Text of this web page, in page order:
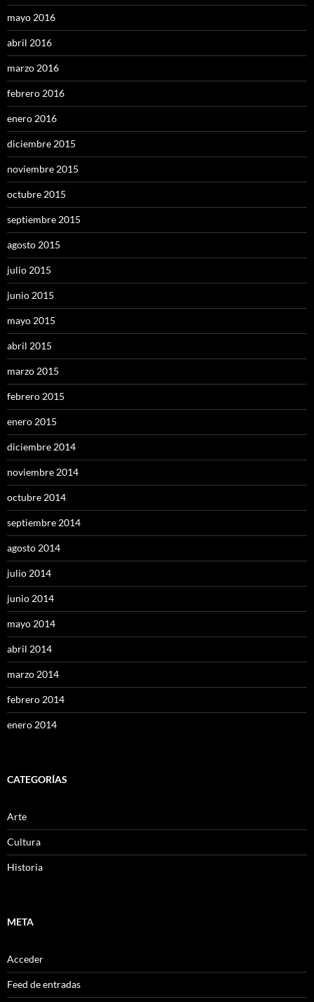
mayo 2016
abril 2016
marzo 2016
febrero 2016
enero 2016
diciembre 2015
noviembre 2015
octubre 2015
septiembre 2015
agosto 2015
julio 2015
junio 2015
mayo 2015
abril 2015
marzo 2015
febrero 2015
enero 2015
diciembre 2014
noviembre 2014
octubre 2014
septiembre 2014
agosto 2014
julio 2014
junio 2014
mayo 2014
abril 2014
marzo 2014
febrero 2014
enero 2014
CATEGORÍAS
Arte
Cultura
Historia
META
Acceder
Feed de entradas